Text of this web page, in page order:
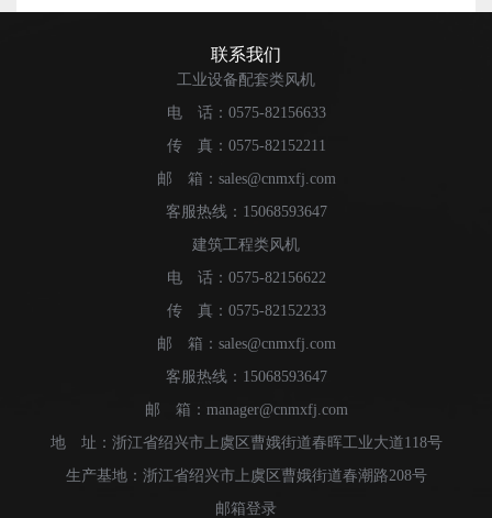
联系我们
工业设备配套类风机
电 话：0575-82156633
传 真：0575-82152211
邮 箱：sales@cnmxfj.com
客服热线：15068593647
建筑工程类风机
电 话：0575-82156622
传 真：0575-82152233
邮 箱：sales@cnmxfj.com
客服热线：15068593647
邮 箱：manager@cnmxfj.com
地 址：浙江省绍兴市上虞区曹娥街道春晖工业大道118号
生产基地：浙江省绍兴市上虞区曹娥街道春潮路208号
邮箱登录